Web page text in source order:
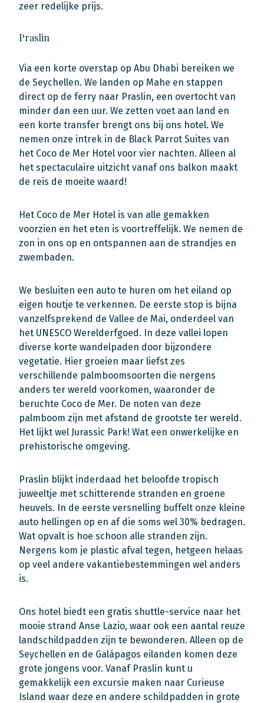
zeer redelijke prijs.
Praslin
Via een korte overstap op Abu Dhabi bereiken we
de Seychellen. We landen op Mahe en stappen
direct op de ferry naar Praslin, een overtocht van
minder dan een uur. We zetten voet aan land en
een korte transfer brengt ons bij ons hotel. We
nemen onze intrek in de Black Parrot Suites van
het Coco de Mer Hotel voor vier nachten. Alleen al
het spectaculaire uitzicht vanaf ons balkon maakt
de reis de moeite waard!
Het Coco de Mer Hotel is van alle gemakken
voorzien en het eten is voortreffelijk. We nemen de
zon in ons op en ontspannen aan de strandjes en
zwembaden.
We besluiten een auto te huren om het eiland op
eigen houtje te verkennen. De eerste stop is bijna
vanzelfsprekend de Vallee de Mai, onderdeel van
het UNESCO Werelderfgoed. In deze vallei lopen
diverse korte wandelpaden door bijzondere
vegetatie. Hier groeien maar liefst zes
verschillende palmboomsoorten die nergens
anders ter wereld voorkomen, waaronder de
beruchte Coco de Mer. De noten van deze
palmboom zijn met afstand de grootste ter wereld.
Het lijkt wel Jurassic Park! Wat een onwerkelijke en
prehistorische omgeving.
Praslin blijkt inderdaad het beloofde tropisch
juweeltje met schitterende stranden en groene
heuvels. In de eerste versnelling buffelt onze kleine
auto hellingen op en af die soms wel 30% bedragen.
Wat opvalt is hoe schoon alle stranden zijn.
Nergens kom je plastic afval tegen, hetgeen helaas
op veel andere vakantiebestemmingen wel anders
is.
Ons hotel biedt een gratis shuttle-service naar het
mooie strand Anse Lazio, waar ook een aantal reuze
landschildpadden zijn te bewonderen. Alleen op de
Seychellen en de Galápagos eilanden komen deze
grote jongens voor. Vanaf Praslin kunt u
gemakkelijk een excursie maken naar Curieuse
Island waar deze en andere schildpadden in grote